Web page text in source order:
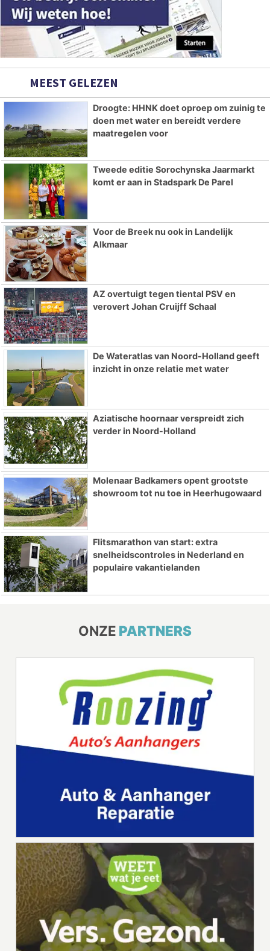
MEEST GELEZEN
Droogte: HHNK doet oproep om zuinig te
doen met water en bereidt verdere
maatregelen voor
Tweede editie Sorochynska Jaarmarkt
komt er aan in Stadspark De Parel
Voor de Breek nu ook in Landelijk
Alkmaar
AZ overtuigt tegen tiental PSV en
verovert Johan Cruijff Schaal
De Wateratlas van Noord-Holland geeft
inzicht in onze relatie met water
Aziatische hoornaar verspreidt zich
verder in Noord-Holland
Molenaar Badkamers opent grootste
showroom tot nu toe in Heerhugowaard
Flitsmarathon van start: extra
snelheidscontroles in Nederland en
populaire vakantielanden
ONZE PARTNERS